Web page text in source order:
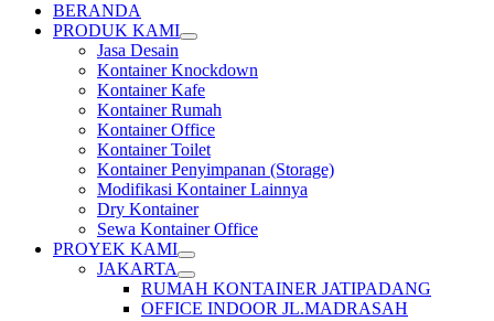
BERANDA
PRODUK KAMI
Jasa Desain
Kontainer Knockdown
Kontainer Kafe
Kontainer Rumah
Kontainer Office
Kontainer Toilet
Kontainer Penyimpanan (Storage)
Modifikasi Kontainer Lainnya
Dry Kontainer
Sewa Kontainer Office
PROYEK KAMI
JAKARTA
RUMAH KONTAINER JATIPADANG
OFFICE INDOOR JL.MADRASAH